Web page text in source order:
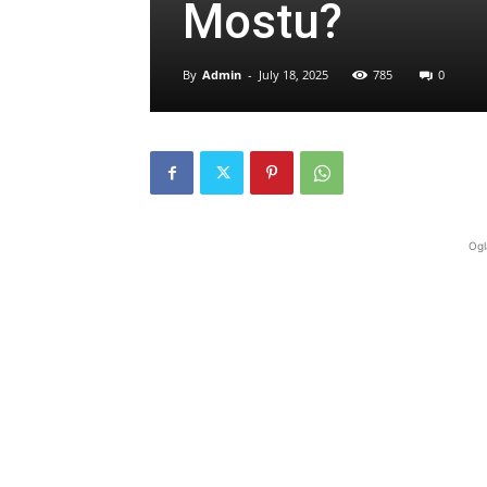
Mostu?
By Admin - July 18, 2025 785 0